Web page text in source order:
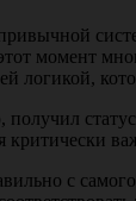
привычной
момент
логикой,
получил
с